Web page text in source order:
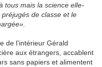
tous mais la science elle-
de classe et le
de l'intérieur Gérald
aux étrangers, accablent
sans papiers et alimentent